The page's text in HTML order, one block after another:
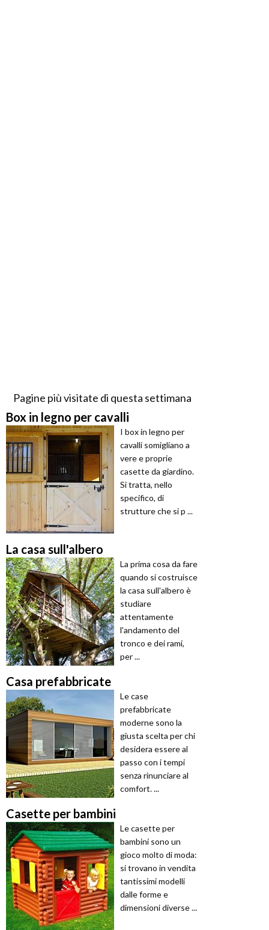
Pagine più visitate di questa settimana
Box in legno per cavalli
I box in legno per
cavalli somigliano a
vere e proprie
casette da giardino.
Si tratta, nello
specifico, di
strutture che si p ...
La casa sull'albero
La prima cosa da fare
quando si costruisce
la casa sull'albero è
studiare
attentamente
l'andamento del
tronco e dei rami,
per ...
Casa prefabbricate
Le case
prefabbricate
moderne sono la
giusta scelta per chi
desidera essere al
passo con i tempi
senza rinunciare al
comfort. ...
Casette per bambini
Le casette per
bambini sono un
gioco molto di moda:
si trovano in vendita
tantissimi modelli
dalle forme e
dimensioni diverse ...